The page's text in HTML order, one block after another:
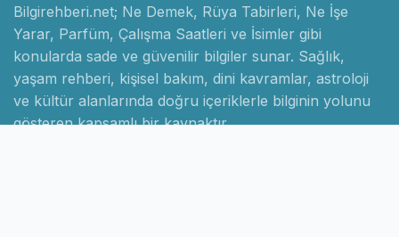
Bilgirehberi.net; Ne Demek, Rüya Tabirleri, Ne İşe
Yarar, Parfüm, Çalışma Saatleri ve İsimler gibi
konularda sade ve güvenilir bilgiler sunar. Sağlık,
yaşam rehberi, kişisel bakım, dini kavramlar, astroloji
ve kültür alanlarında doğru içeriklerle bilginin yolunu
gösteren kapsamlı bir kaynaktır.